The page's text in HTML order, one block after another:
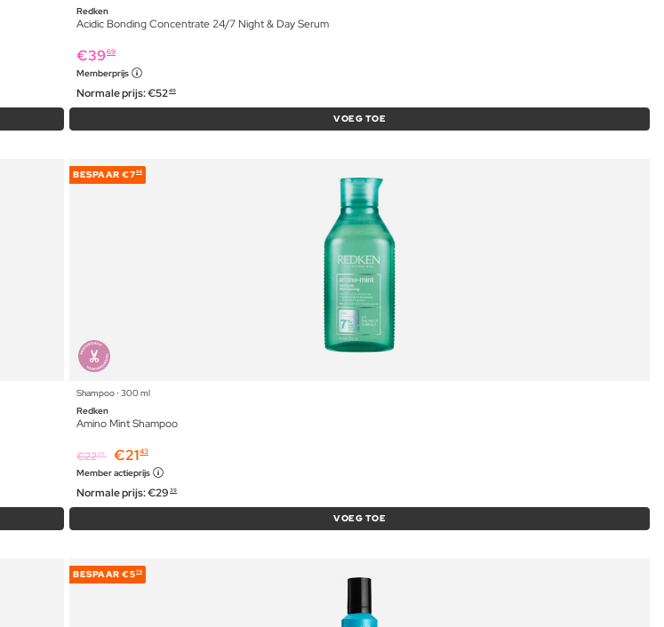
Redken
Acidic Bonding Concentrate 24/7 Night & Day Serum
€3969
Memberprijs
Normale prijs:€5249
VOEG TOE
BESPAAR €796
Shampoo ⋅ 300 ml
Redken
Amino Mint Shampoo
€2209 €2143
Member actieprijs
Normale prijs:€29 39
VOEG TOE
BESPAAR €576